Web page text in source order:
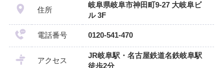
住所
岐阜県岐阜市神田町9-27 大岐阜ビ
ル 3F
電話番号 0120-541-470
アクセス
JR岐阜駅・名古屋鉄道名鉄岐阜駅
徒歩2分